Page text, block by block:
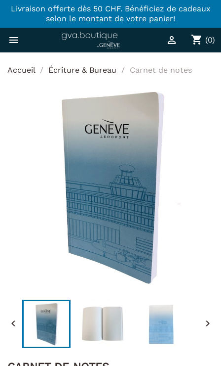
Livraison offerte dès 50 CHF. Bénéficiez de cadeaux
selon le montant de votre panier!
 shopping_cart (0)

Accueil Écriture & Bureau Carnet de notes
 